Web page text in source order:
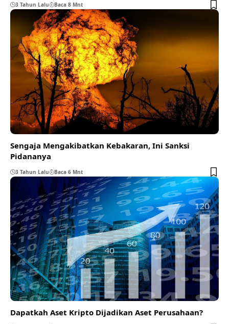
3 Tahun Lalu Baca 8 Mnt
Sengaja Mengakibatkan Kebakaran, Ini Sanksi
Pidananya
3 Tahun Lalu Baca 6 Mnt
Dapatkah Aset Kripto Dijadikan Aset Perusahaan?